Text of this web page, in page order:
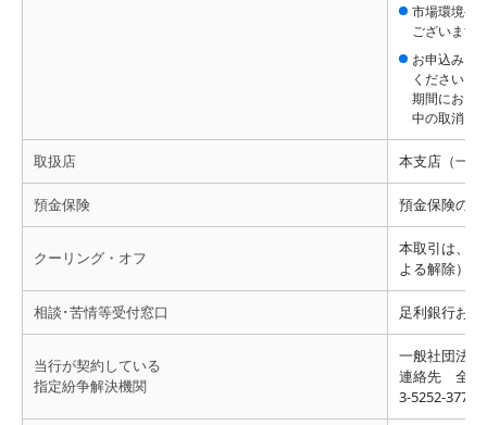
市場環境や
ございます
お申込みを
ください。
期間におい
中の取消し
取扱店 本支店（一
預金保険 預金保険の
クーリング・オフ
本取引は、
よる解除）
相談･苦情等受付窓口 足利銀行お
当行が契約している
指定紛争解決機関
一般社団法
連絡先 全国
3-5252-3772